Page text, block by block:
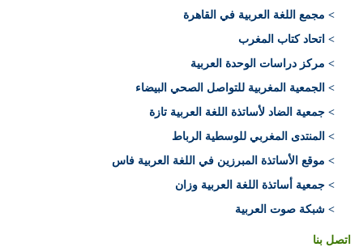
> مجمع اللغة العربية في القاهرة
> اتحاد كتاب المغرب
> مركز دراسات الوحدة العربية
> الجمعية المغربية للتواصل الصحي البيضاء
> جمعية الضاد لأساتذة اللغة العربية تازة
> المنتدى المغربي للوسطية الرباط
> موقع الأساتذة المبرزين في اللغة العربية فاس
> جمعية أساتذة اللغة العربية وزان
> شبكة صوت العربية
اتصل بنا